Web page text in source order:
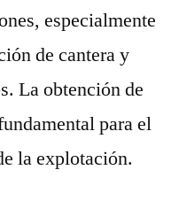
especialmente
de cantera y
La obtención de
para el
la explotación.